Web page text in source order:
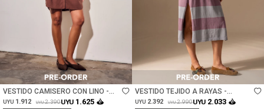
Talle
VESTIDO CAMISERO CON LINO -
MARRON
UYU 1.912 UYU 2.390UYU 1.625
Talle
VESTIDO TEJIDO A RAYAS -
LAVANDA
UYU 2.392 UYU 2.990UYU 2.033